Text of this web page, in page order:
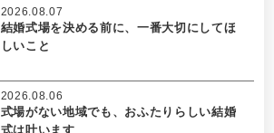
結婚式場を決める前に、一番大切にしてほ
しいこと
2026.08.07
式場がない地域でも、おふたりらしい結婚
式は叶います
2026.08.06